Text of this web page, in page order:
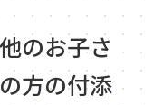
のお子さ
方の付添